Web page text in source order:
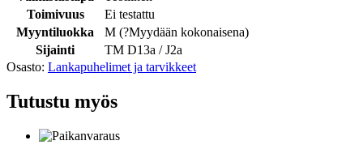
Toimivuus
Ei testattu
Myyntiluokka
M (?Myydään kokonaisena)
Sijainti
TM D13a / J2a
Osasto: Lankapuhelimet ja tarvikkeet
Tutustu myös